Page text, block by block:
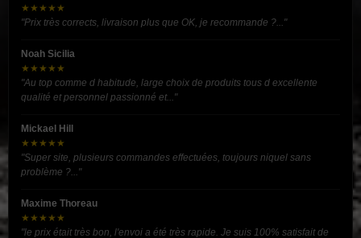
★★★★★
"Prix très corrects, livraison plus que OK, je recommande ?..."
Noah Sicilia
★★★★★
"Au top comme d habitude, large choix de produits tous d excellente
qualité et personnel passionné et..."
Mickael Hill
★★★★★
"Super site, plusieurs commandes effectuées, toujours niquel sans
problème ?..."
Maxime Thoreau
★★★★★
"le prix était très bon, l'envoi a été très rapide. Je suis 100% satisfait de